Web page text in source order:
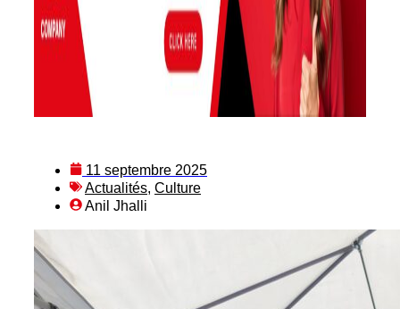
11 septembre 2025
Actualités, Culture
Anil Jhalli